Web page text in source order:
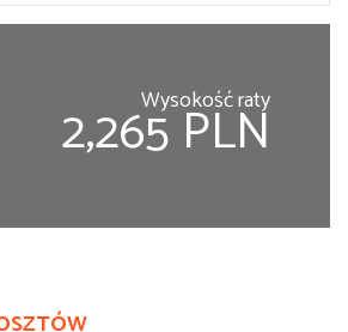
Wysokość raty
2,265 PLN